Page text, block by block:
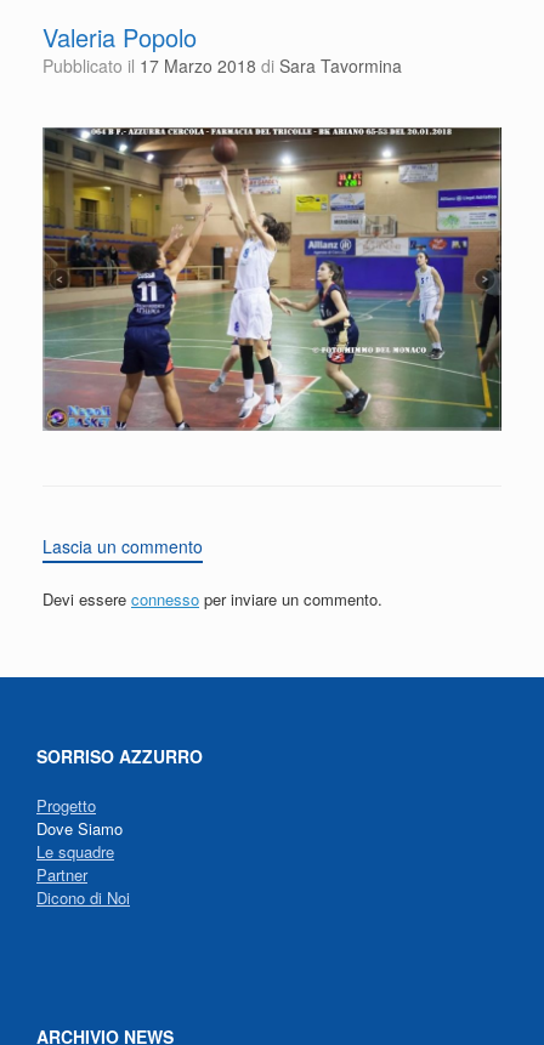
Valeria Popolo
Pubblicato il 17 Marzo 2018 di Sara Tavormina
Lascia un commento
Devi essere connesso per inviare un commento.
SORRISO AZZURRO
Progetto
Dove Siamo
Le squadre
Partner
Dicono di Noi
ARCHIVIO NEWS